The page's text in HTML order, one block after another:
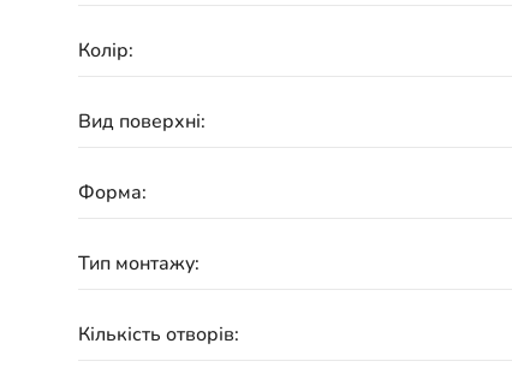
Колір:
Вид поверхні:
Форма:
Тип монтажу:
Кількість отворів: